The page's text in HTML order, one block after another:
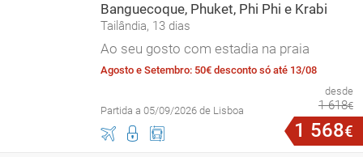
Banguecoque, Phuket, Phi Phi e Krabi
Tailândia, 13 dias
Ao seu gosto com estadia na praia
Agosto e Setembro: 50€ desconto só até 13/08
Partida a 05/09/2026 de Lisboa
desde
1 618€
1 568€